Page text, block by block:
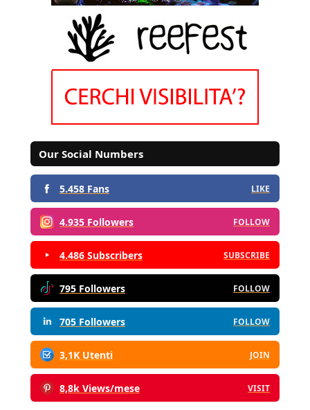
Our Social Numbers
5.458 Fans LIKE
4.935 Followers FOLLOW
4.486 Subscribers SUBSCRIBE
795 Followers FOLLOW
705 Followers FOLLOW
3,1K Utenti JOIN
8,8k Views/mese VISIT